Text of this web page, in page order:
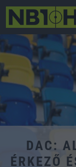
DAC:
ÉRKEZŐ